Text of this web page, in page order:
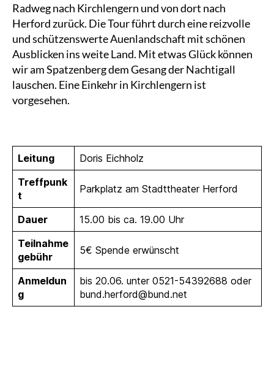
Radweg nach Kirchlengern und von dort nach
Herford zurück. Die Tour führt durch eine reizvolle
und schützenswerte Auenlandschaft mit schönen
Ausblicken ins weite Land. Mit etwas Glück können
wir am Spatzenberg dem Gesang der Nachtigall
lauschen. Eine Einkehr in Kirchlengern ist
vorgesehen.
Leitung
Doris Eichholz
Treffpunk
t
Parkplatz am Stadttheater Herford
Dauer
15.00 bis ca. 19.00 Uhr
Teilnahme
gebühr
5€ Spende erwünscht
Anmeldun
g
bis 20.06. unter 0521-54392688 oder
bund.herford@bund.net